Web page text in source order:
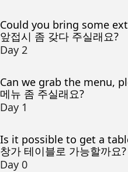
Could you bring some
앞접시 좀 갖다 주실래요?
Day 2
Can we grab the menu,
메뉴 좀 주실래요?
Day 1
Is it possible to get a
창가 테이블로 가능할까요?
Day 0